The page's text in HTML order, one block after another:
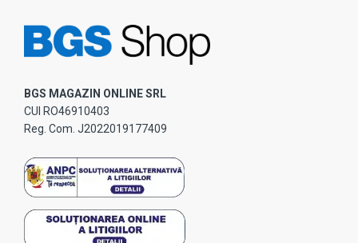
BGS MAGAZIN ONLINE SRL
CUI RO46910403
Reg. Com. J2022019177409